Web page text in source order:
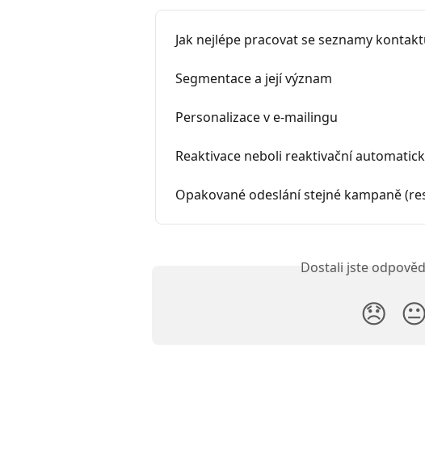
Jak nejlépe pracovat se seznamy
Segmentace a její význam
Personalizace v e-mailingu
Reaktivace neboli reaktivační
Opakované odeslání stejné kampaně
Dostali jste
😞 😐